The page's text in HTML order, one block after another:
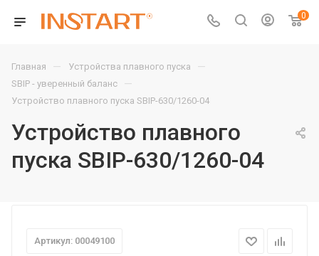
0
Главная — Устройства плавного пуска —
SBIP - уверенный баланс —
Устройство плавного пуска SBIP-630/1260-04
Устройство плавного
пуска SBIP-630/1260-04
Артикул: 00049100